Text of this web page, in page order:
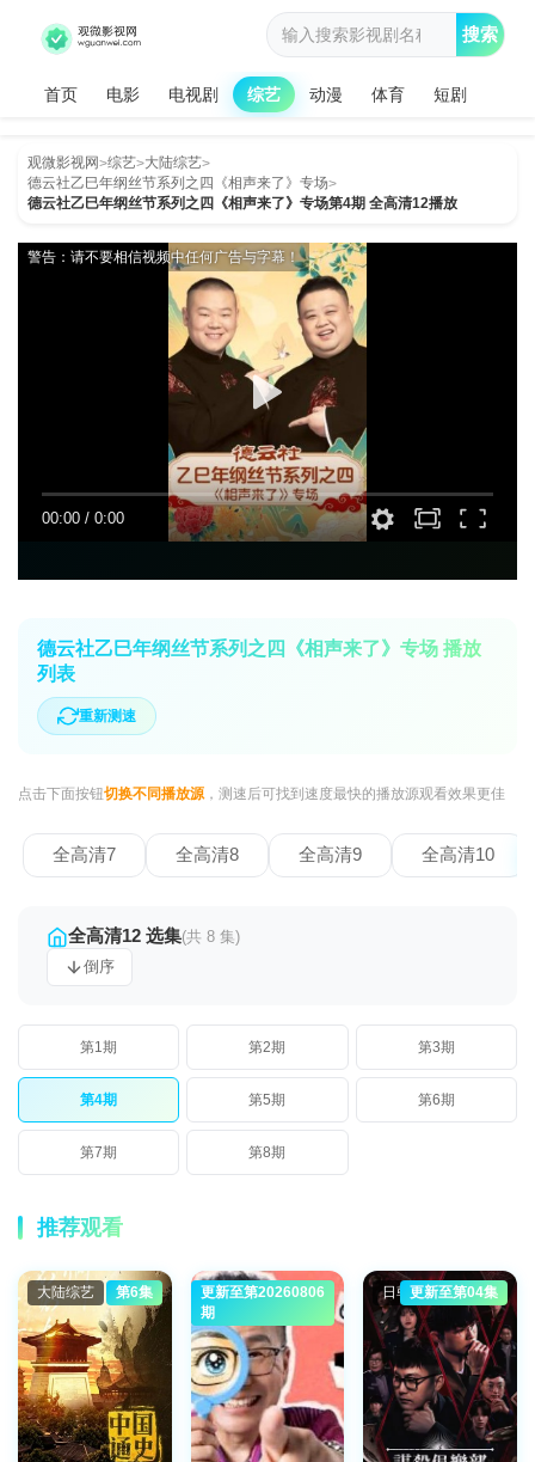
首页 电影 电视剧 综艺 动漫 体育 短剧
搜索
观微影视网>综艺>大陆综艺>
德云社乙巳年纲丝节系列之四《相声来了》专场>
德云社乙巳年纲丝节系列之四《相声来了》专场第4期 全高清12播放
00:00 / 0:00
警告：请不要相信视频中任何广告与字幕！
德云社乙巳年纲丝节系列之四《相声来了》专场 播放
列表
重新测速
点击下面按钮切换不同播放源，测速后可找到速度最快的播放源观看效果更佳
全高清7 全高清8 全高清9 全高清10
全高清12 选集(共 8 集)
倒序
第1期 第2期 第3期
第4期 第5期 第6期
第7期 第8期
推荐观看
大陆综艺 第6集 港台综艺
更新至第20260806
期
日韩综艺更新至第04集